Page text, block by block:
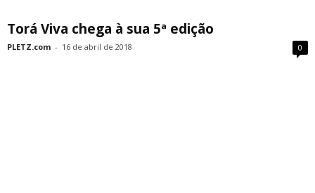
Torá Viva chega à sua 5ª edição
PLETZ.com - 16 de abril de 2018 0